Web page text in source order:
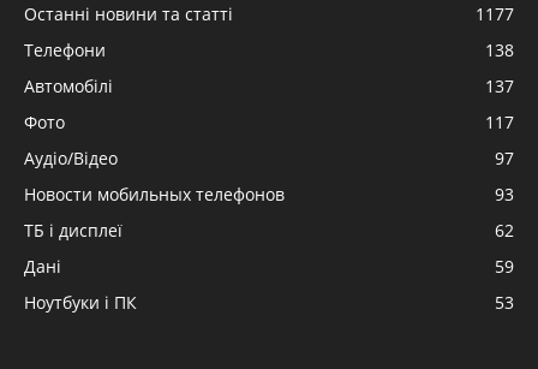
Останні новини та статті
1177
Телефони
138
Автомобілі
137
Фото
117
Аудіо/Відео
97
Новости мобильных телефонов
93
ТБ і дисплеї
62
Дані
59
Ноутбуки і ПК
53